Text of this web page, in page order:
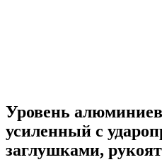
Уровень
усиленный с
заглушками,